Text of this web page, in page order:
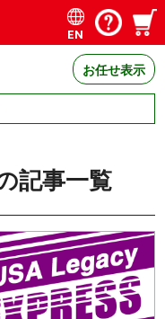
EN
お任せ表示
記事一覧